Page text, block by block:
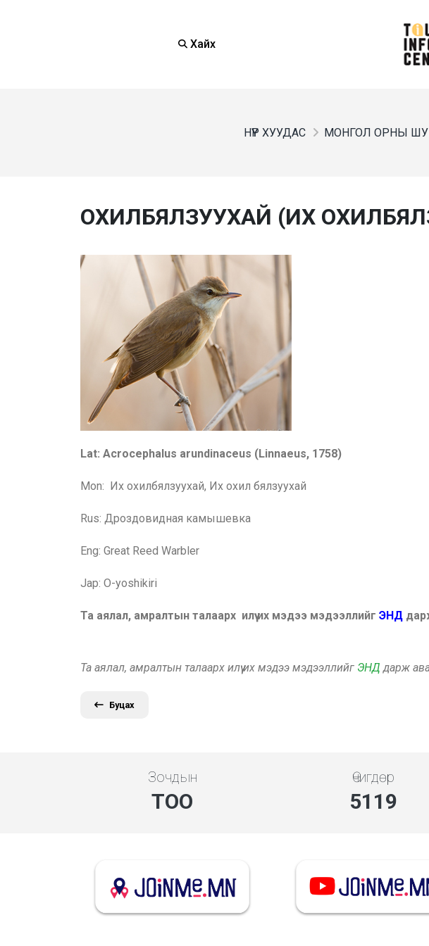
Хайх
НҮҮР ХУУДАС МОНГОЛ ОРНЫ
ОХИЛБЯЛЗУУХАЙ (ИХ
Lat: Acrocephalus arundinaceus (Linnaeus, 1758)
Mon: Их охилбялзуухай, Их охил бялзуухай
Rus: Дроздовидная камышевка
Eng: Great Reed Warbler
Jap: O-yoshikiri
Та аялал, амралтын талаарх илүү их мэдээ мэдээллийг ЭНД
Та аялал, амралтын талаарх илүү их мэдээ мэдээллийг ЭНД дарж
Буцах
Зочдын
ТОО
Өчигдөр
5119